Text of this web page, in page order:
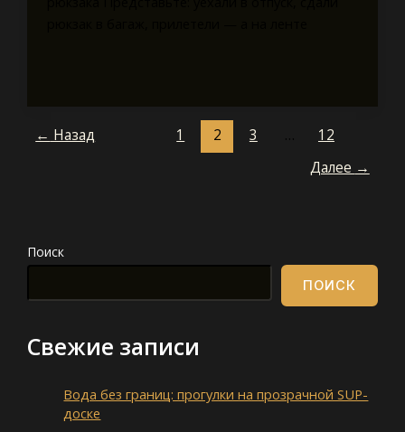
← Назад 1 2 3 …
12
Далее →
Поиск
ПОИСК
Свежие записи
Вода без границ: прогулки на прозрачной SUP-
доске